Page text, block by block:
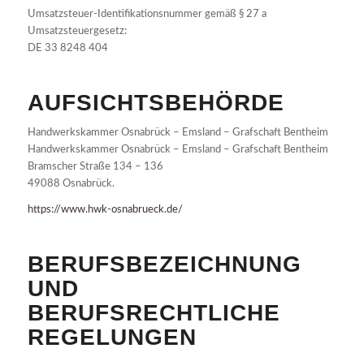
Umsatzsteuer-Identifikationsnummer gemäß § 27 a
Umsatzsteuergesetz:
DE 33 8248 404
AUFSICHTSBEHÖRDE
Handwerkskammer Osnabrück – Emsland – Grafschaft Bentheim
Handwerkskammer Osnabrück – Emsland – Grafschaft Bentheim
Bramscher Straße 134 – 136
49088 Osnabrück.
https://www.hwk-osnabrueck.de/
BERUFSBEZEICHNUNG
UND
BERUFSRECHTLICHE
REGELUNGEN